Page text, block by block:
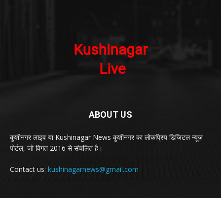
ABOUT US
कुशीनगर लाइव या Kushinagar News कुशीनगर का लोकप्रिय डिजिटल न्यूज़
पोर्टल, जो विगत 2016 से संचलित है।
Contact us: kushinagarnews@gmail.com